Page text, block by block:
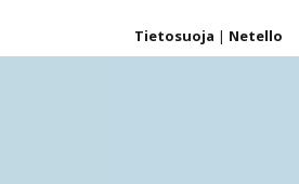
Tietosuoja | Netello